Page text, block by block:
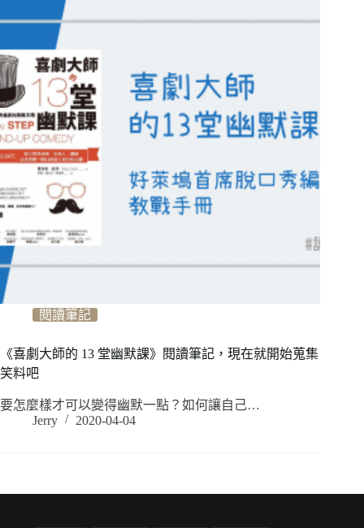
閱讀筆記
《喜劇大師的 13 堂幽默課》閱讀筆記，現在就開始蒐集
笑料吧
要怎麼樣才可以變得幽默一點？如何讓自己…
Jerry
2020-04-04